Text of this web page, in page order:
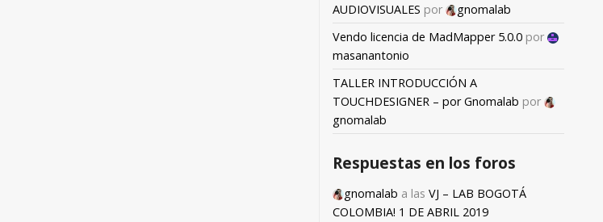
AUDIOVISUALES por
gnomalab
Vendo licencia de MadMapper 5.0.0 por
masanantonio
TALLER INTRODUCCIÓN A
TOUCHDESIGNER – por Gnomalab por
gnomalab
Respuestas en los foros
gnomalab a las VJ – LAB BOGOTÁ
COLOMBIA! 1 DE ABRIL 2019